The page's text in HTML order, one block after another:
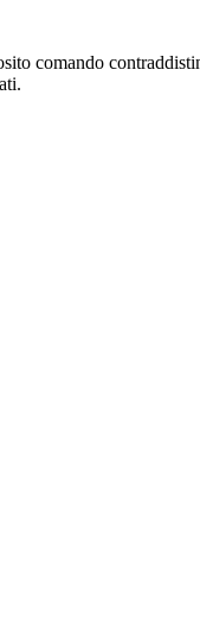
comando